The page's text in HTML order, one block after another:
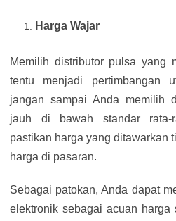
Harga Wajar
Memilih distributor pulsa yang
tentu menjadi pertimbangan
jangan sampai Anda memilih
jauh di bawah standar rata-
pastikan harga yang ditawarkan
harga di pasaran.
Sebagai patokan, Anda dapat
elektronik sebagai acuan harga